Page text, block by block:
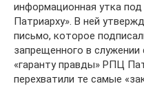
информационная утка
Патриарху». В ней
письмо, которое
запрещенного в
«гаранту правды» РПЦ
перехватили те самые